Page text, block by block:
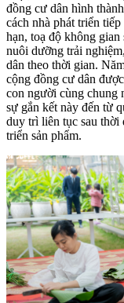
đồng cư dân hình
cách nhà phát triển
hạn, toạ độ không
nuôi dưỡng trải
dân theo thời gian.
cộng đồng cư dân
con người cùng chung
sự gắn kết này đến từ
duy trì liên tục sau thời
triển sản phẩm.